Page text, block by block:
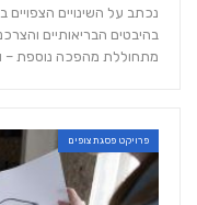
נכתב על השינויים
בהיבטים הבריאותיים
מתחוללת מהפכה נוספת –
פרויקט פסגת צופים